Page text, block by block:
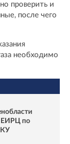
проверить и
после чего
необходимо
ЕИРЦ по